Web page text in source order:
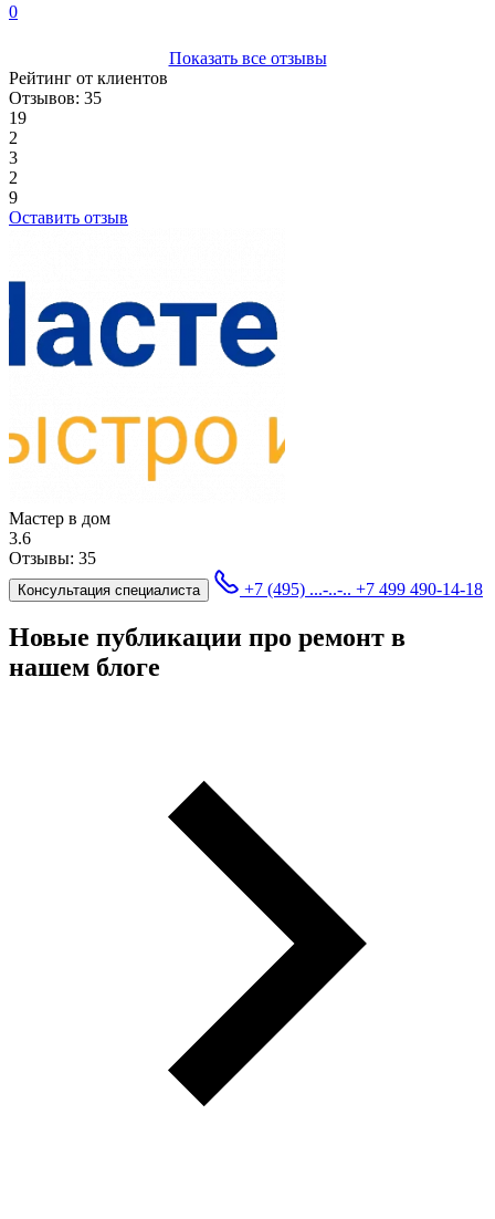
0
Показать все отзывы
Рейтинг от клиентов
Отзывов: 35
19
2
3
2
9
Оставить отзыв
Мастер в дом
3.6
Отзывы: 35
Консультация специалиста +7 (495) ...-..-.. +7 499 490-14-18
Новые публикации про ремонт в
нашем блоге